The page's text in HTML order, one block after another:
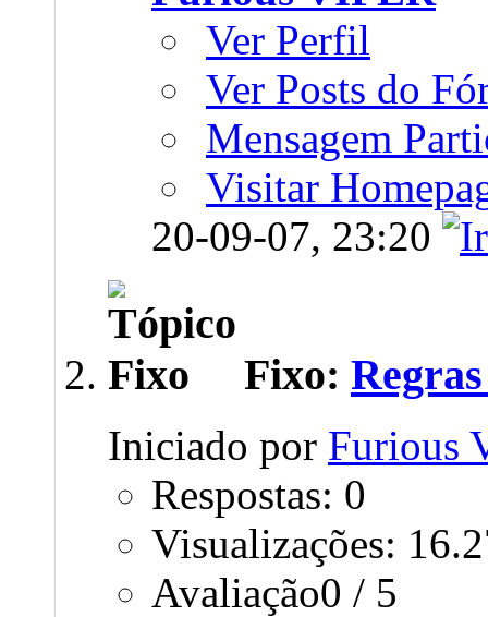
Ver Perfil
Ver Posts do
Mensagem
Visitar
20-09-07, 23:20
Fixo:
Iniciado por Furious
Respostas: 0
Visualizações:
Avaliação0 / 5